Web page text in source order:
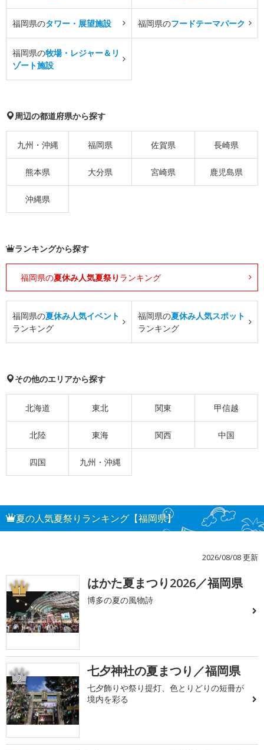
福岡県のタワー・展望施設 福岡県のフードテーマパーク
福岡県の牧場・レジャー＆リ
ゾート施設
周辺の都道府県から探す
九州・沖縄 福岡県 佐賀県 長崎県
熊本県 大分県 宮崎県 鹿児島県
沖縄県
ランキングから探す
福岡県の夏休み人気夏祭り ランキング
福岡県の夏休み人気イベント
ランキング
福岡県の夏休み人気スポット
ランキング
その他のエリアから探す
北海道 東北 関東 甲信越
北陸 東海 関西 中国
四国 九州・沖縄
夏の人気夏祭りランキング【福岡県】
2026/08/08 更新
1 はかた夏まつり2026／福岡県
博多の夏の風物詩
2 七夕神社の夏まつり／福岡県
七夕飾りや祭り提灯、色とりどりの短冊が
境内を彩る